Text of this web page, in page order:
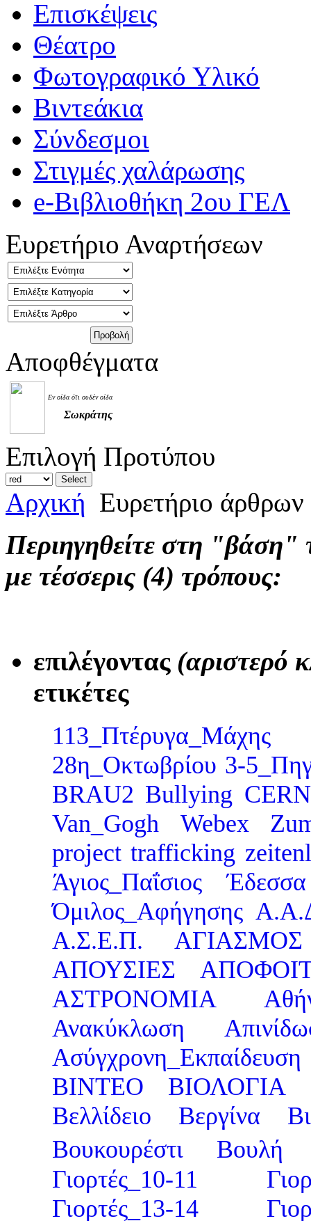
Επισκέψεις
Θέατρο
Φωτογραφικό Υλικό
Βιντεάκια
Σύνδεσμοι
Στιγμές χαλάρωσης
e-Βιβλιοθήκη 2ου ΓΕΛ
Ευρετήριο Αναρτήσεων
Αποφθέγματα
Εν οίδα ότι ουδέν οίδα
Σωκράτης
Επιλογή Προτύπου
Αρχική Ευρετήριο άρθρων
Περιηγηθείτε στη
με τέσσερις (4) τρόπους:
επιλέγοντας (αριστερό
ετικέτες
113_Πτέρυγα_Μάχης
28η_Οκτωβρίου 3-
BRAU2 Bullying CERN
Van_Gogh
Webex
project trafficking
Άγιος_Παΐσιος
Έδεσσα
Όμιλος_Αφήγησης
Α.Σ.Ε.Π.
ΑΓΙΑΣΜΟΣ
ΑΠΟΥΣΙΕΣ
ΑΣΤΡΟΝΟΜΙΑ
Ανακύκλωση
Ασύγχρονη_Εκπαίδευση
ΒΙΝΤΕΟ
ΒΙΟΛΟΓΙΑ
Βελλίδειο
Βεργίνα
Βουκουρέστι
Βουλή
Γιορτές_10-11
Γιορτές_13-14